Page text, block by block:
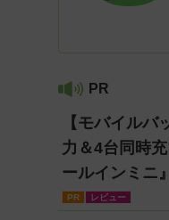
PR
【モバイル
力＆4台同時
ールインミニ
トPCも安心
PR レビュー